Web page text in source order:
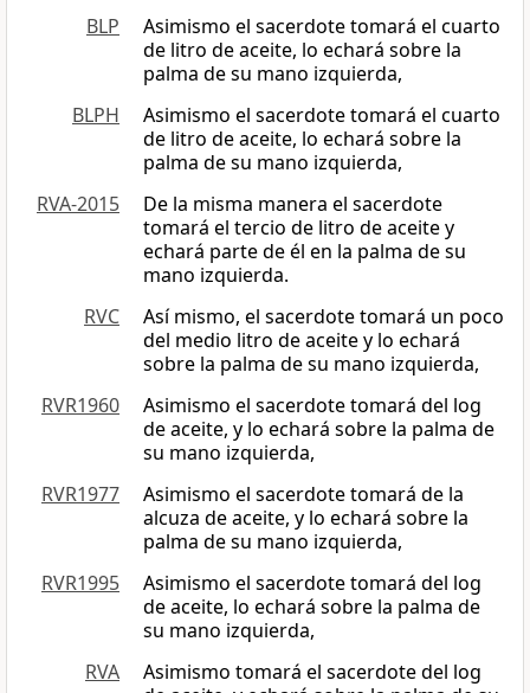
BLP
Asimismo el sacerdote tomará el cuarto
de litro de aceite, lo echará sobre la
palma de su mano izquierda,
BLPH
Asimismo el sacerdote tomará el cuarto
de litro de aceite, lo echará sobre la
palma de su mano izquierda,
RVA-2015
De la misma manera el sacerdote
tomará el tercio de litro de aceite y
echará parte de él en la palma de su
mano izquierda.
RVC
Así mismo, el sacerdote tomará un poco
del medio litro de aceite y lo echará
sobre la palma de su mano izquierda,
RVR1960
Asimismo el sacerdote tomará del log
de aceite, y lo echará sobre la palma de
su mano izquierda,
RVR1977
Asimismo el sacerdote tomará de la
alcuza de aceite, y lo echará sobre la
palma de su mano izquierda,
RVR1995
Asimismo el sacerdote tomará del log
de aceite, lo echará sobre la palma de
su mano izquierda,
RVA
Asimismo tomará el sacerdote del log